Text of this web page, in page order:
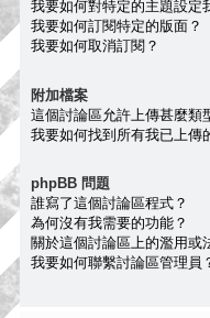
我要如何對特定的主題設定
我要如何訂閱特定的版面？
我要如何取消訂閱？
附加檔案
這個討論區允許上傳甚麼類
我要如何找到所有我已上傳
phpBB 問題
誰寫了這個討論區程式？
為何沒有我需要的功能？
關於這個討論區上的濫用或
我要如何聯繫討論區管理員